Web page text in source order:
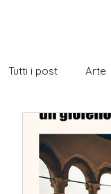
Tutti i post Arte
Cittadinanza